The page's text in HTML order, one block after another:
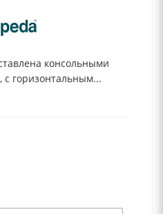
консольными
горизонтальным...